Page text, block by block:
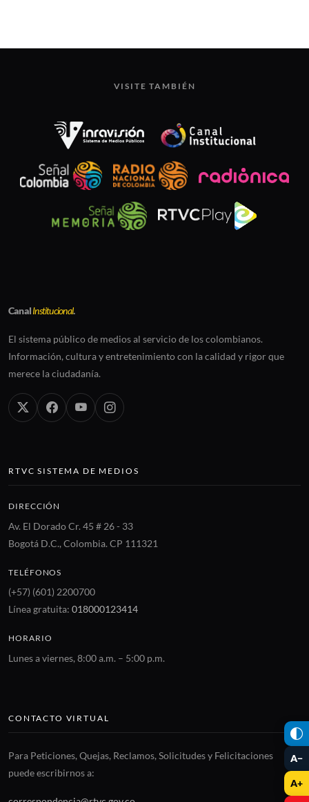
A−
A+
VISITE TAMBIÉN
CanalInstitucional.
El sistema público de medios al servicio de los colombianos.
Información, cultura y entretenimiento con la calidad y rigor que
merece la ciudadanía.
RTVC SISTEMA DE MEDIOS
DIRECCIÓN
Av. El Dorado Cr. 45 # 26 - 33
Bogotá D.C., Colombia. CP 111321
TELÉFONOS
(+57) (601) 2200700
Línea gratuita: 018000123414
HORARIO
Lunes a viernes, 8:00 a.m. – 5:00 p.m.
CONTACTO VIRTUAL
Para Peticiones, Quejas, Reclamos, Solicitudes y Felicitaciones
puede escribirnos a: